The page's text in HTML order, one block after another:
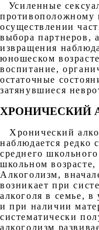
Усиленные
противоположному
осуществлении
выбора партнеров,
извращения
юношеском
воспитание,
остаточные
затянувшиеся
ХРОНИЧЕСКИЙ
Хронический
наблюдается редко
среднего
школьном
Алкоголизм,
возникает при
алкоголя в семье,
и при наличии
систематически
алкоголизм